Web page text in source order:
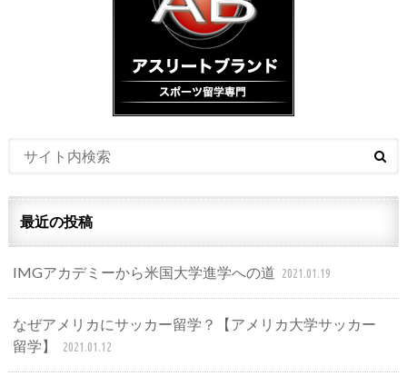
最近の投稿
IMGアカデミーから米国大学進学への道 2021.01.19
なぜアメリカにサッカー留学？【アメリカ大学サッカー
留学】
2021.01.12